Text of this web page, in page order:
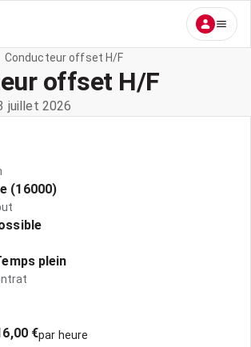
Conducteur offset H/F
offset H/F
juillet 2026
(16000)
plein
€par heure